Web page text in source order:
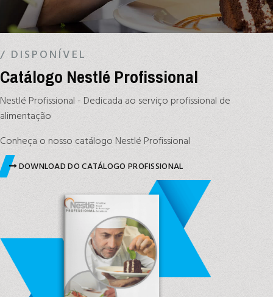
/ DISPONÍVEL
Catálogo Nestlé Profissional
Nestlé Profissional - Dedicada ao serviço profissional de
alimentação
Conheça o nosso catálogo Nestlé Profissional
DOWNLOAD DO CATÁLOGO PROFISSIONAL